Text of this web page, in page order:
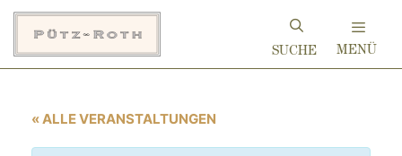
Zum
Inhalt
springen
MENÜ
« ALLE VERANSTALTUNGEN